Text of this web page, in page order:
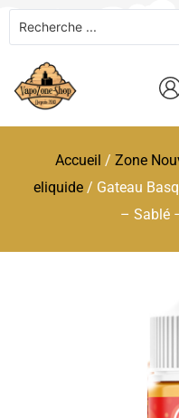
Accueil / Zone
eliquide/ Gateau
– Sablé